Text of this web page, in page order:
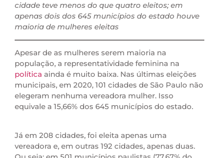
cidade teve menos do que quatro eleitos; em
apenas dois dos 645 municípios do estado houve
maioria de mulheres eleitas
Apesar de as mulheres serem maioria na
população, a representatividade feminina na
política ainda é muito baixa. Nas últimas eleições
municipais, em 2020, 101 cidades de São Paulo não
elegeram nenhuma vereadora mulher. Isso
equivale a 15,66% dos 645 municípios do estado.
Já em 208 cidades, foi eleita apenas uma
vereadora e, em outras 192 cidades, apenas duas.